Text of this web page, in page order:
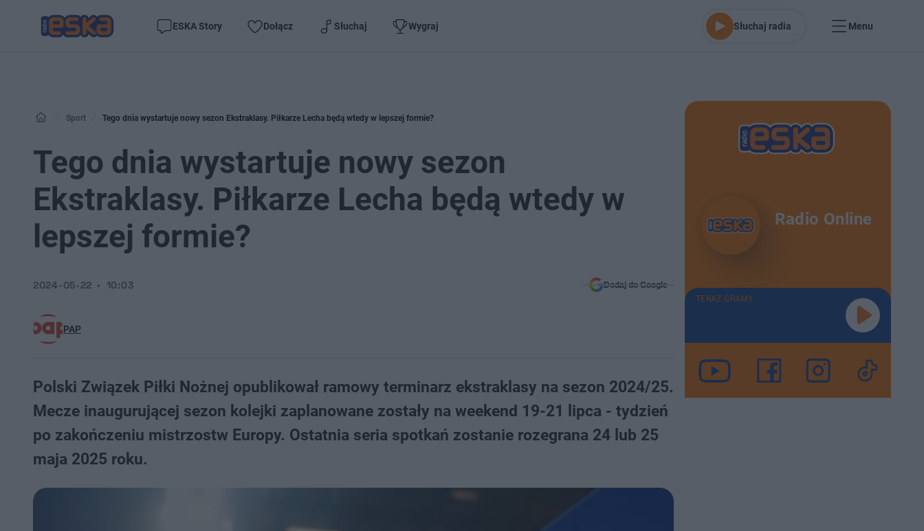
ESKA Story Dołącz Słuchaj Wygraj Słuchaj radia Menu
Sport Tego dnia wystartuje nowy sezon Ekstraklasy. Piłkarze Lecha będą wtedy w lepszej formie?
Tego dnia wystartuje nowy sezon
Ekstraklasy. Piłkarze Lecha będą wtedy w
lepszej formie?
PAP
2024-05-22 10:03 Dodaj do Google
Polski Związek Piłki Nożnej opublikował ramowy terminarz ekstraklasy na sezon 2024/25.
Mecze inaugurującej sezon kolejki zaplanowane zostały na weekend 19-21 lipca - tydzień
po zakończeniu mistrzostw Europy. Ostatnia seria spotkań zostanie rozegrana 24 lub 25
maja 2025 roku.
Radio Online
TERAZ GRAMY